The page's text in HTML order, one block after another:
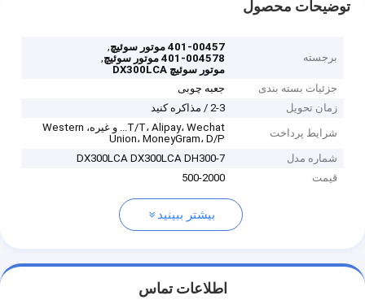
توضیحات محصول
برجسته
401-00457 موتور سوئیچ
,
401-004578 موتور سوئیچ
,
موتور سوئیچ DX300LCA
جزئیات بسته بندی
جعبه چوبی
زمان تحویل
2-3 / مذاکره کنید
شرایط پرداخت
T/T، Alipay، Wechat... و غیره، Western
Union، MoneyGram، D/P
شماره مدل
DX300LCA DX300LCA DH300-7
قیمت
500-2000
بیشتر ببینید
اطلاعات تماس